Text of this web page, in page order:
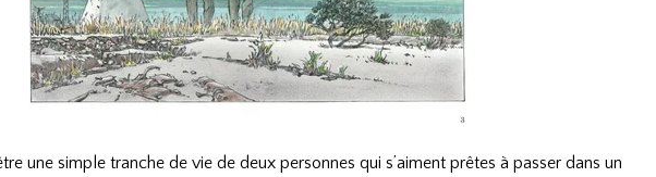
une simple tranche de vie de deux personnes qui s’aiment prêtes à passer dans un